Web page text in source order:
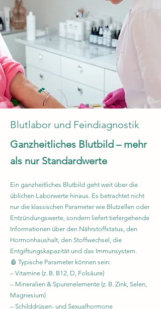
Blutlabor und Feindiagnostik
Ganzheitliches Blutbild – mehr
als nur Standardwerte
Ein ganzheitliches Blutbild geht weit über die
üblichen Laborwerte hinaus. Es betrachtet nicht
nur die klassischen Parameter wie Blutzellen oder
Entzündungswerte, sondern liefert tiefergehende
Informationen über den Nährstoffstatus, den
Hormonhaushalt, den Stoffwechsel, die
Entgiftungskapazität und das Immunsystem.
🩸 Typische Parameter können sein:
– Vitamine (z. B. B12, D, Folsäure)
– Mineralien & Spurenelemente (z. B. Zink, Selen,
Magnesium)
– Schilddrüsen- und Sexualhormone